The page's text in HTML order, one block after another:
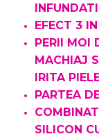
INFUNDATI
EFECT 3 IN
PERII MOI
MACHIAJ
IRITA
PARTEA
SILICON